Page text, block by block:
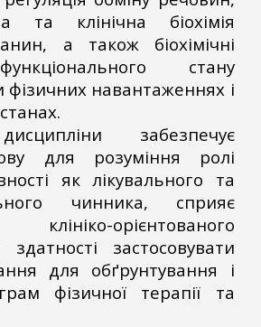
та клінічна біохімія
а також біохімічні
стану
фізичних навантаженнях і
забезпечує
для розуміння ролі
як лікувального та
чинника, сприяє
орієнтованого
застосовувати
для обґрунтування і
фізичної терапії та